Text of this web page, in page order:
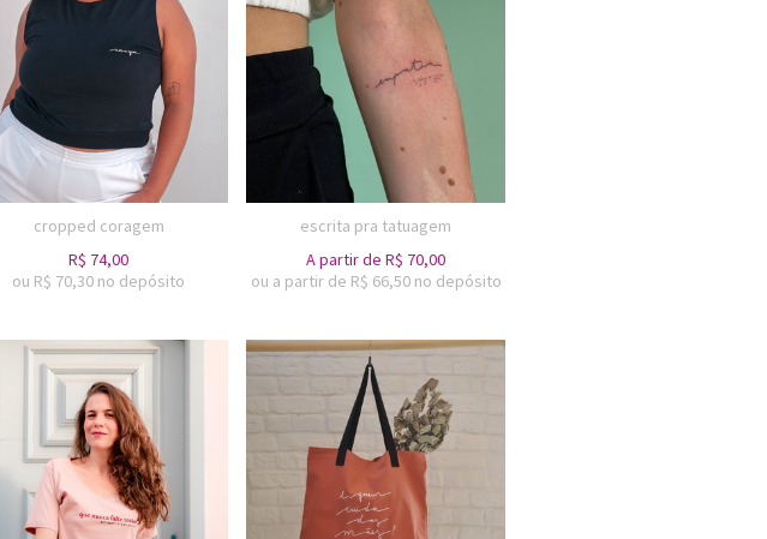
cropped coragem
R$ 74,00
ou R$ 70,30 no depósito
escrita pra tatuagem
A partir de R$ 70,00
ou a partir de R$ 66,50 no depósito